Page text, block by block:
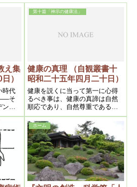
え集
）
時代
そ
風
新
し
十分
っ
穫に
来
第十篇「神示の健康法」
健康の真理 （自観叢書十
昭和二十五年四月二十日）
健康を説くに当って第一に心得
るべき事は、健康の真諦は自然
順応であり、自然尊重である事
である。それに就て先づ考ふべ
き事は、造物主即ち神が人間を
造られた御目的は何であるかと
いふ事である。吾等の解釈によ
れば、それは真善美の完き世界
を造る事である。といっても斯
んな途方もない説は容易に受入
れ難いであらう。
ホーム